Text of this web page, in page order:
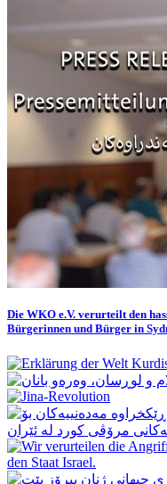
Die WKO e.V. verurteilt den
Bürgerinnen und Bürger in